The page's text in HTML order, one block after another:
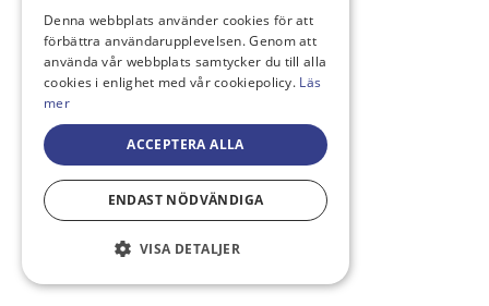
Denna webbplats använder cookies för att
förbättra användarupplevelsen. Genom att
använda vår webbplats samtycker du till alla
cookies i enlighet med vår cookiepolicy. Läs
mer
ACCEPTERA ALLA
ENDAST NÖDVÄNDIGA
VISA DETALJER